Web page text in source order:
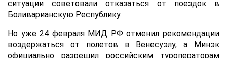
ситуации советовали отказаться от поездок в
Боливарианскую Республику.
Но уже 24 февраля МИД РФ отменил рекомендации
воздержаться от полетов в Венесуэлу, а Минэк
официально разрешил российским туроператорам